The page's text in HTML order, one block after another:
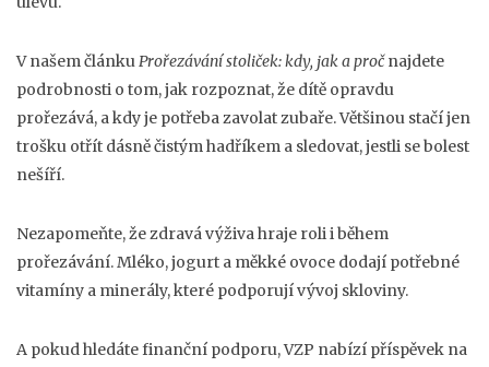
V našem článkuProřezávání stoliček: kdy, jak a pročnajdete
podrobnosti o tom, jak rozpoznat, že dítě opravdu
prořezává, a kdy je potřeba zavolat zubaře. Většinou stačí jen
trošku otřít dásně čistým hadříkem a sledovat, jestli se bolest
nešíří.
Nezapomeňte, že zdravá výživa hraje roli i během
prořezávání. Mléko, jogurt a měkké ovoce dodají potřebné
vitamíny a minerály, které podporují vývoj skloviny.
A pokud hledáte finanční podporu, VZP nabízí příspěvek na